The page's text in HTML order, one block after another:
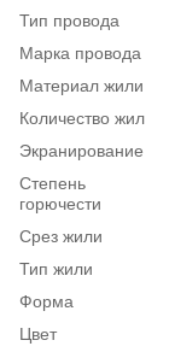
Тип провода
Марка провода
Материал жили
Количество жил
Экранирование
Степень
горючести
Срез жили
Тип жили
Форма
Цвет